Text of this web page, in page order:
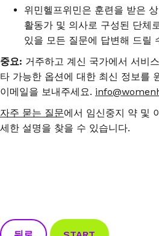
위민헬프위민은 훈련을 받은
활동가 및 의사로 구성된 단체
있을 모든 질문에 답변해 드릴
중요: 거주하고 계신 국가에서 서비스
타 가능한 옵션에 대한 최신 정보를
이메일을 보내주세요.
자주 묻는 질문에서 임신중지 약 및
세한 설명을 찾을 수 있습니다.